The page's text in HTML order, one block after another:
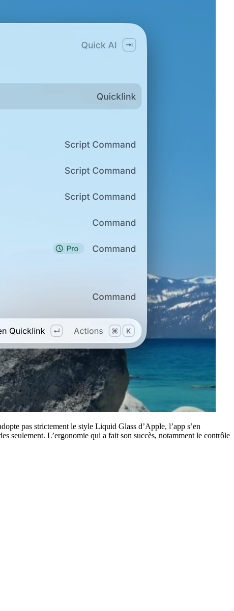
pas strictement le style Liquid Glass d’Apple, l’app s’en
seulement. L’ergonomie qui a fait son succès, notamment le contrôle